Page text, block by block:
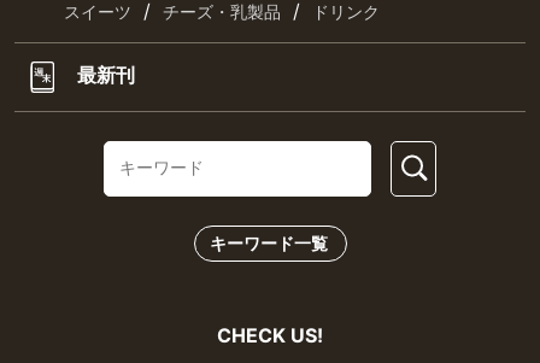
スイーツ / チーズ・乳製品 / ドリンク
最新刊
キーワード一覧
CHECK US!